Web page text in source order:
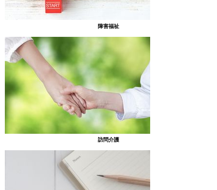
11/4 お天気のいい日に公園に行って来ました。
障害福祉
訪問介護